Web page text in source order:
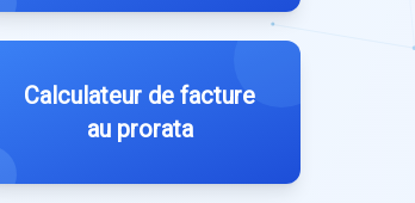
Calculateur de facture
au prorata